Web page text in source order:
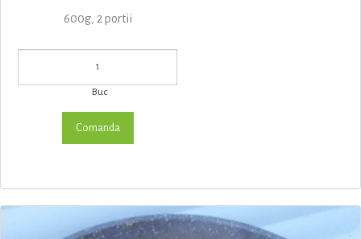
600g, 2 portii
Buc